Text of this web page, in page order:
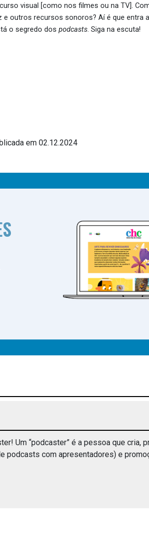
visual [como nos filmes ou na TV].
outros recursos sonoros? Aí é que entra a
o segredo dos podcasts. Siga na escuta!
em 02.12.2024
Um “podcaster” é a pessoa que
podcasts com apresentadores) e